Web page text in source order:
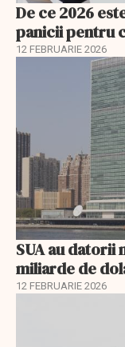
De ce 2026
panicii pentru
12 FEBRUARIE 2026
SUA au datorii
miliarde de
12 FEBRUARIE 2026